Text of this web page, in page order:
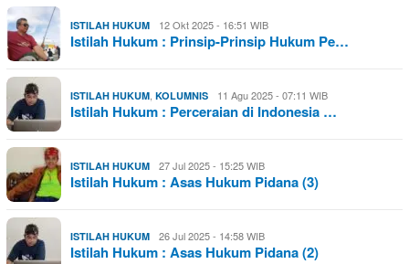
ISTILAH HUKUM 12 Okt 2025 - 16:51 WIB
Istilah Hukum : Prinsip-Prinsip Hukum Pe…
ISTILAH HUKUM, KOLUMNIS 11 Agu 2025 - 07:11 WIB
Istilah Hukum : Perceraian di Indonesia …
ISTILAH HUKUM 27 Jul 2025 - 15:25 WIB
Istilah Hukum : Asas Hukum Pidana (3)
ISTILAH HUKUM 26 Jul 2025 - 14:58 WIB
Istilah Hukum : Asas Hukum Pidana (2)